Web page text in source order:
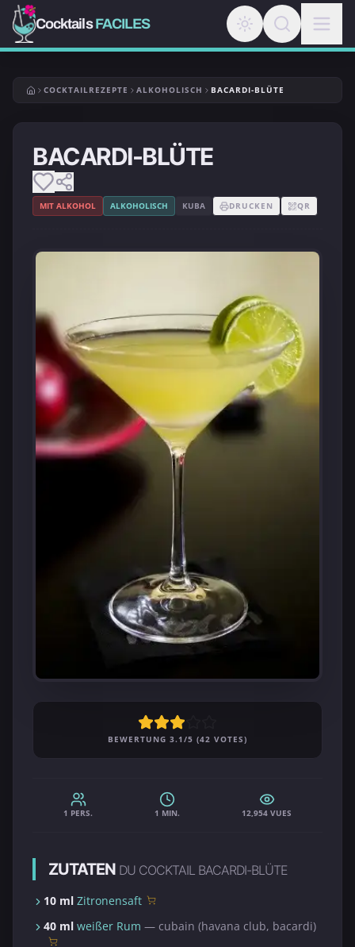
CocktailsFACILES
COCKTAILREZEPTE ALKOHOLISCH BACARDI-BLÜTE
BACARDI-BLÜTE
MIT ALKOHOL ALKOHOLISCH KUBA DRUCKEN QR
BEWERTUNG 3.1/5 (42 VOTES)
1 PERS. 1 MIN. 12,954 VUES
ZUTATEN DU COCKTAIL BACARDI-BLÜTE
10 ml Zitronensaft
40 ml weißer Rum — cubain (havana club, bacardi)